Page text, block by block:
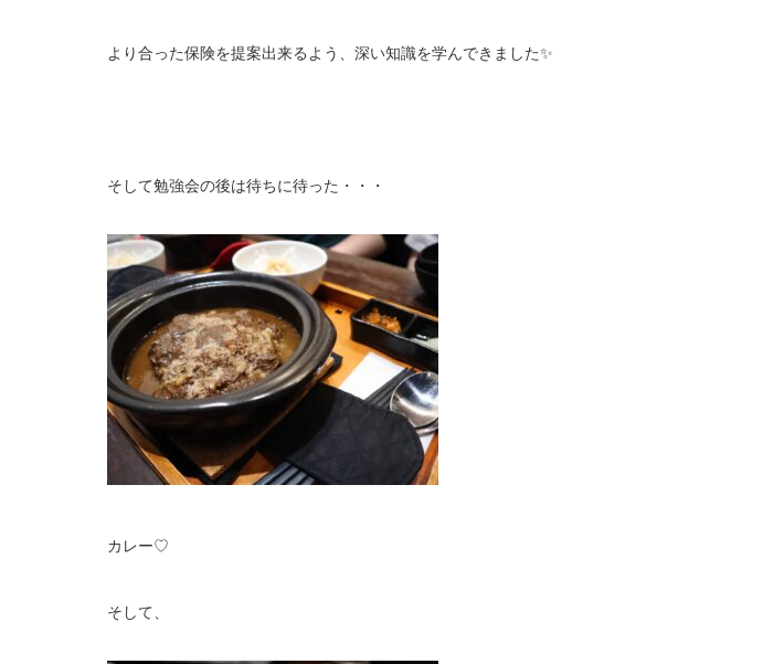
より合った保険を提案出来るよう、深い知識を学んできました✨
そして勉強会の後は待ちに待った・・・
カレー♡
そして、